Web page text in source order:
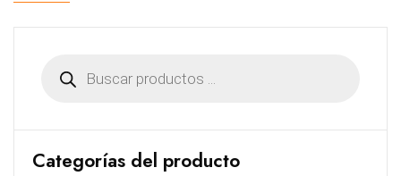
productos
Categorías del producto